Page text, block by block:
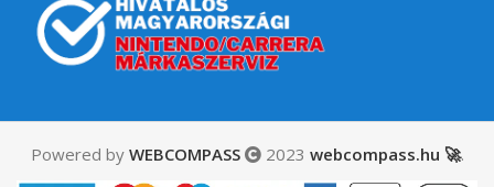
Powered by WEBCOMPASS 2023 webcompass.hu 🚀.